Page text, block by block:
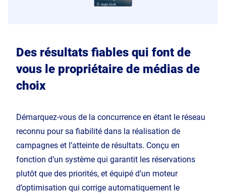
Des résultats fiables qui font de
vous le propriétaire de médias de
choix
Démarquez-vous de la concurrence en étant le réseau
reconnu pour sa fiabilité dans la réalisation de
campagnes et l’atteinte de résultats. Conçu en
fonction d’un système qui garantit les réservations
plutôt que des priorités, et équipé d’un moteur
d’optimisation qui corrige automatiquement le